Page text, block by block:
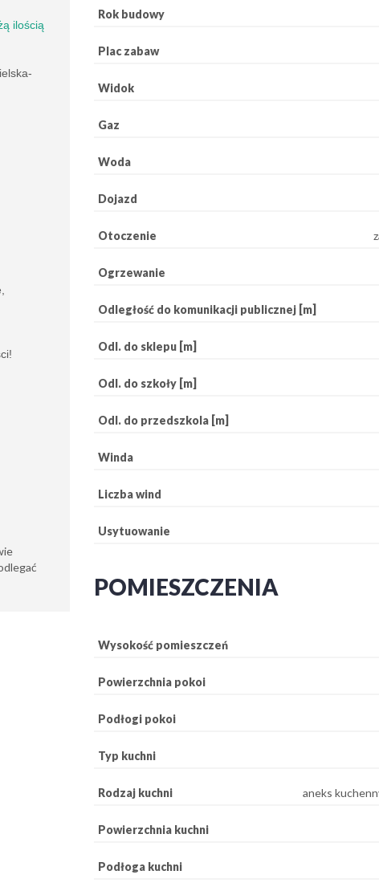
ilością
Rok budowy
Plac zabaw
Widok
Gaz
Woda
Dojazd
Otoczenie
Ogrzewanie
Odległość do komunikacji publicznej [m]
Odl. do sklepu [m]
Odl. do szkoły [m]
Odl. do przedszkola [m]
Winda
Liczba wind
Usytuowanie
POMIESZCZENIA
Wysokość pomieszczeń
Powierzchnia pokoi
Podłogi pokoi
Typ kuchni
Rodzaj kuchni aneks
Powierzchnia kuchni
Podłoga kuchni